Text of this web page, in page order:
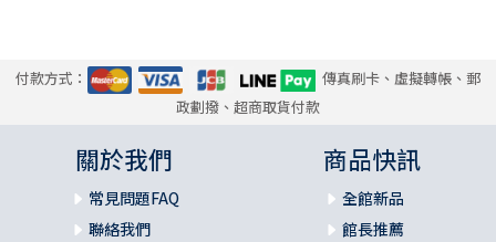
付款方式：
傳真刷卡、虛擬轉帳、郵
政劃撥、超商取貨付款
關於我們
常見問題FAQ
聯絡我們
商品快訊
全館新品
館長推薦